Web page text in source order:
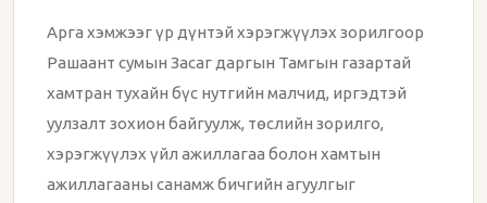
Арга хэмжээг үр дүнтэй хэрэгжүүлэх зорилгоор
Рашаант сумын Засаг даргын Тамгын газартай
хамтран тухайн бүс нутгийн малчид, иргэдтэй
уулзалт зохион байгуулж, төслийн зорилго,
хэрэгжүүлэх үйл ажиллагаа болон хамтын
ажиллагааны санамж бичгийн агуулгыг